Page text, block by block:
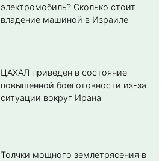
электромобиль? Cколько стоит
владение машиной в Израиле
ЦАХАЛ приведен в состояние
повышенной боеготовности из-за
ситуации вокруг Ирана
Толчки мощного землетрясения в